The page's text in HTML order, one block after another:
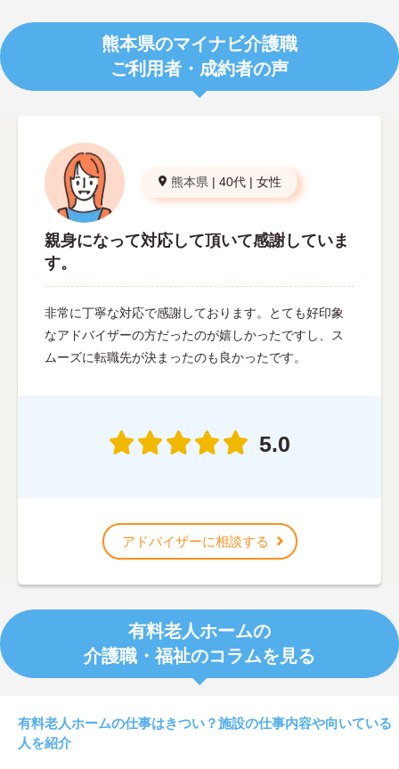
熊本県のマイナビ介護職
ご利用者・成約者の声
熊本県 | 40代 | 女性
親身になって対応して頂いて感謝していま
す。
非常に丁寧な対応で感謝しております。とても好印象
なアドバイザーの方だったのが嬉しかったですし、ス
ムーズに転職先が決まったのも良かったです。
5.0
アドバイザーに相談する
有料老人ホームの
介護職・福祉のコラムを見る
有料老人ホームの仕事はきつい？施設の仕事内容や向いている
人を紹介